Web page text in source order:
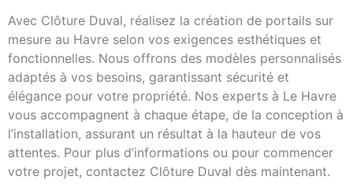
Avec Clôture Duval, réalisez la création de portails sur
mesure au Havre selon vos exigences esthétiques et
fonctionnelles. Nous offrons des modèles personnalisés
adaptés à vos besoins, garantissant sécurité et
élégance pour votre propriété. Nos experts à Le Havre
vous accompagnent à chaque étape, de la conception à
l’installation, assurant un résultat à la hauteur de vos
attentes. Pour plus d’informations ou pour commencer
votre projet, contactez Clôture Duval dès maintenant.